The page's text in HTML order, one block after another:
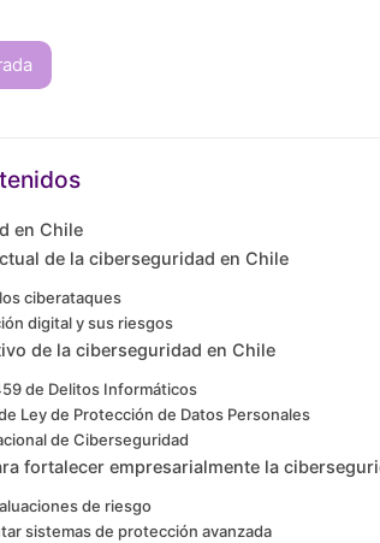
en Chile
de la ciberseguridad en Chile
ciberataques
digital y sus riesgos
de la ciberseguridad en Chile
de Delitos Informáticos
Ley de Protección de Datos Personales
de Ciberseguridad
fortalecer empresarialmente la
de riesgo
sistemas de protección avanzada